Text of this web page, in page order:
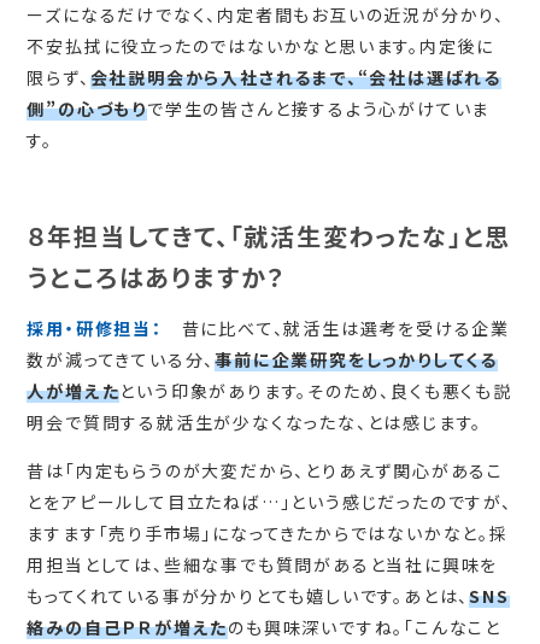
ーズになるだけでなく、内定者間もお互いの近況が分かり、
不安払拭に役立ったのではないかなと思います。内定後に
限らず、 会社説明会から入社されるまで、“会社は選ばれる
側”の心づもりで学生の皆さんと接するよう心がけていま
す。
８年担当してきて、「就活生変わったな」と思
うところはありますか？
採用・研修担当：
昔に比べて、就活生は選考を受ける企業
数が減ってきている分、事前に企業研究をしっかりしてくる
人が増えたという印象があります。そのため、良くも悪くも説
明会で質問する就活生が少なくなったな、とは感じます。
昔は「内定もらうのが大変だから、とりあえず関心があるこ
とをアピールして目立たねば…」という感じだったのですが、
ますます「売り手市場」になってきたからではないかなと。採
用担当としては、些細な事でも質問があると当社に興味を
もってくれている事が分かりとても嬉しいです。あとは、SNS
絡みの自己ＰＲが増えたのも興味深いですね。「こんなこと